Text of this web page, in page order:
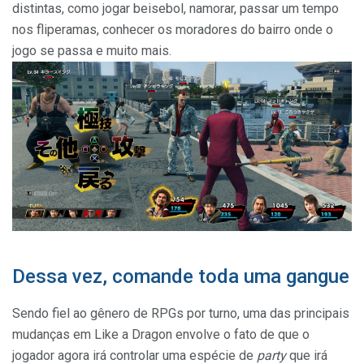
distintas, como jogar beisebol, namorar, passar um tempo
nos fliperamas, conhecer os moradores do bairro onde o
jogo se passa e muito mais.
Dessa vez, comande toda uma gangue
Sendo fiel ao gênero de RPGs por turno, uma das principais
mudanças em Like a Dragon envolve o fato de que o
jogador agora irá controlar uma espécie de partyque irá